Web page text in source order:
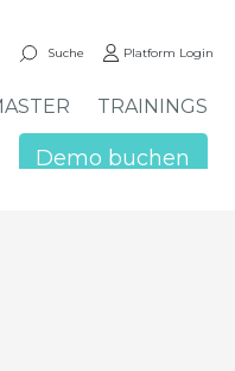
Suche Platform Login
TRAININGS
Demo buchen